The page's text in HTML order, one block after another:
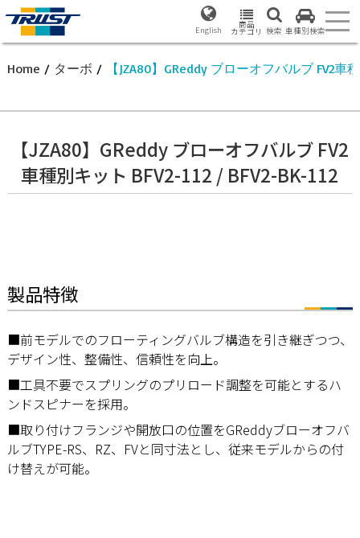
English 商品
カテゴリ 検索 車種別検索
Home / ターボ / 【JZA80】GReddy ブローオフバルブ FV2車
【JZA80】GReddy ブローオフバルブ FV2
車種別キット BFV2-112 / BFV2-BK-112
製品特徴
■前モデルでのフローティングバルブ構造を引き継ぎつつ、
デザイン性、整備性、信頼性を向上。
■工具不要でスプリングのプリロード調整を可能とするハ
ンドスピナーを採用。
■取り付けフランジや開放口の位置をGReddyブローオフバ
ルブTYPE-RS、RZ、FVと同寸法とし、従来モデルからの付
け替えが可能。